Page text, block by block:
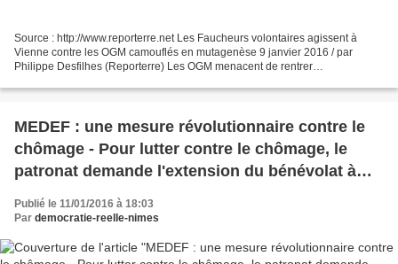
Source : http://www.reporterre.net Les Faucheurs volontaires agissent à
Vienne contre les OGM camouflés en mutagenèse 9 janvier 2016 / par
Philippe Desfilhes (Reporterre) Les OGM menacent de rentrer
MEDEF : une mesure révolutionnaire contre le
chômage - Pour lutter contre le chômage, le
patronat demande l'extension du bénévolat à
tous les emplois utiles à la société...
Publié le 11/01/2016 à 18:03
Par democratie-reelle-nimes